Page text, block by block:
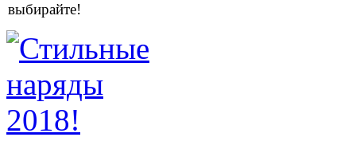
выбирайте!